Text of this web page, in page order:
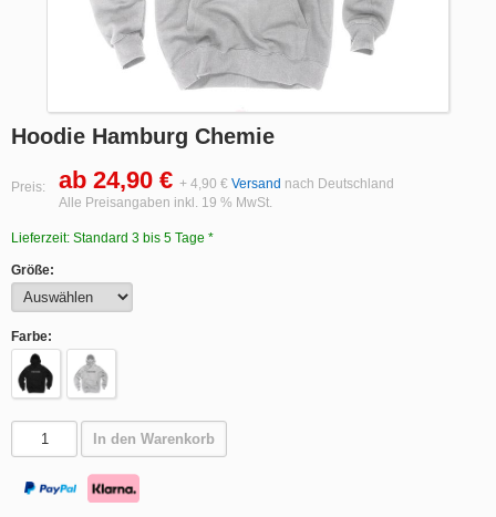
Hoodie Hamburg Chemie
Preis: ab 24,90 € + 4,90 € Versand nach Deutschland
Alle Preisangaben inkl. 19 % MwSt.
Lieferzeit: Standard 3 bis 5 Tage *
Größe:
Farbe:
In den Warenkorb